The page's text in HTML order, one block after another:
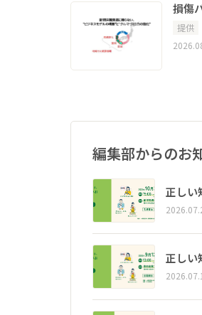
損傷
提供
編集部からのお
正しい
正しい